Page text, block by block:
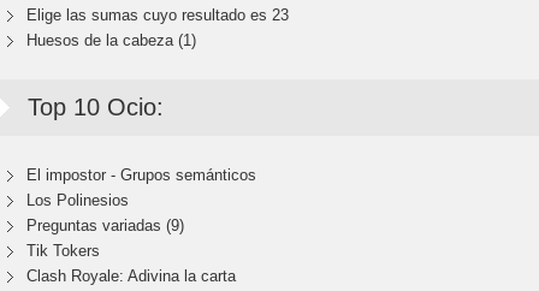
Elige las sumas cuyo resultado es 23
Huesos de la cabeza (1)
Top 10 Ocio:
El impostor - Grupos semánticos
Los Polinesios
Preguntas variadas (9)
Tik Tokers
Clash Royale: Adivina la carta